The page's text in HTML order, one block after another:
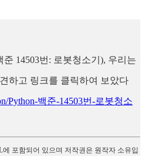
14503번: 로봇청소기), 우리는
하고 링크를 클릭하여 보았다
Python-백준-14503번-로봇청소
포함되어 있으며 저작권은 원작자 소유입